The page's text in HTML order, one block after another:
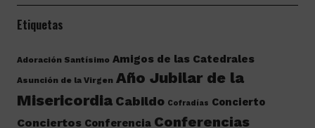
Etiquetas
Adoración Santísimo Amigos de las Catedrales
Asunción de la Virgen Año Jubilar de la
Misericordia Cabildo Cofradías Concierto
Conciertos Conferencia Conferencias